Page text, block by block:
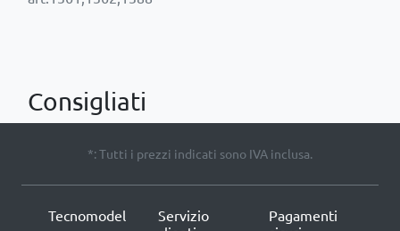
Consigliati
*: Tutti i prezzi indicati sono IVA inclusa.
Tecnomodel
Servizio
Pagamenti